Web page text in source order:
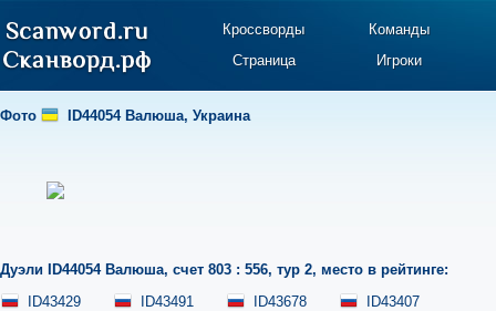
Кроссворды
Команды
Страница
Игроки
Фото ID44054 Валюша, Украина
Дуэли ID44054 Валюша, счет 803 : 556, тур 2, место в рейтинге:
ID43429
ID43491 ID43678 ID43407